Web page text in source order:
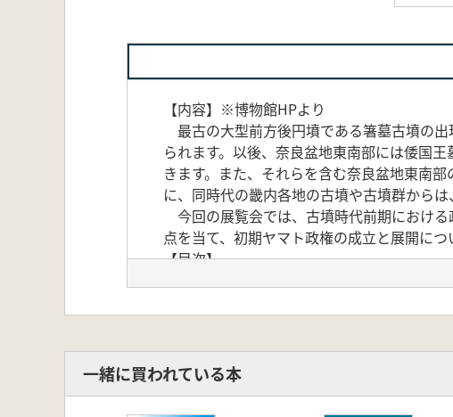
【内容】※博物館HPより
最古の大型前方後円墳である箸墓古墳の
られます。以後、奈良盆地東南部には倭国
きます。また、それらを含む奈良盆地東南
に、同時代の畿内各地の古墳や古墳群から
今回の展覧会では、古墳時代前期におけ
点を当て、初期ヤマト政権の成立と展開につ
【目次】
ホケノ山古墳/箸墓古墳
第1章 “やまと”の初期倭国王墓とその周辺
1 大和古墳群
一緒に買われている本